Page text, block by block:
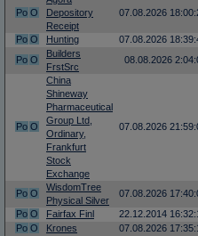
Po O
Depository
Receipt
07.08.2026
Po O Hunting
07.08.2026
Po O
Builders
FrstSrc
08.08.2026
Po O
China
Shineway
Pharmaceutical
Group Ltd,
Ordinary,
Frankfurt
Stock
Exchange
07.08.2026
Po O
WisdomTree
Physical Silver
07.08.2026
Po O Fairfax Finl
22.12.2014
Po O Krones
07.08.2026